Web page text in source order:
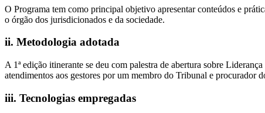
O Programa tem como principal objetivo apresentar conteúdos e
o órgão dos jurisdicionados e da sociedade.
ii. Metodologia adotada
A 1ª edição itinerante se deu com palestra de abertura sobre
atendimentos aos gestores por um membro do Tribunal e procurador
iii. Tecnologias empregadas